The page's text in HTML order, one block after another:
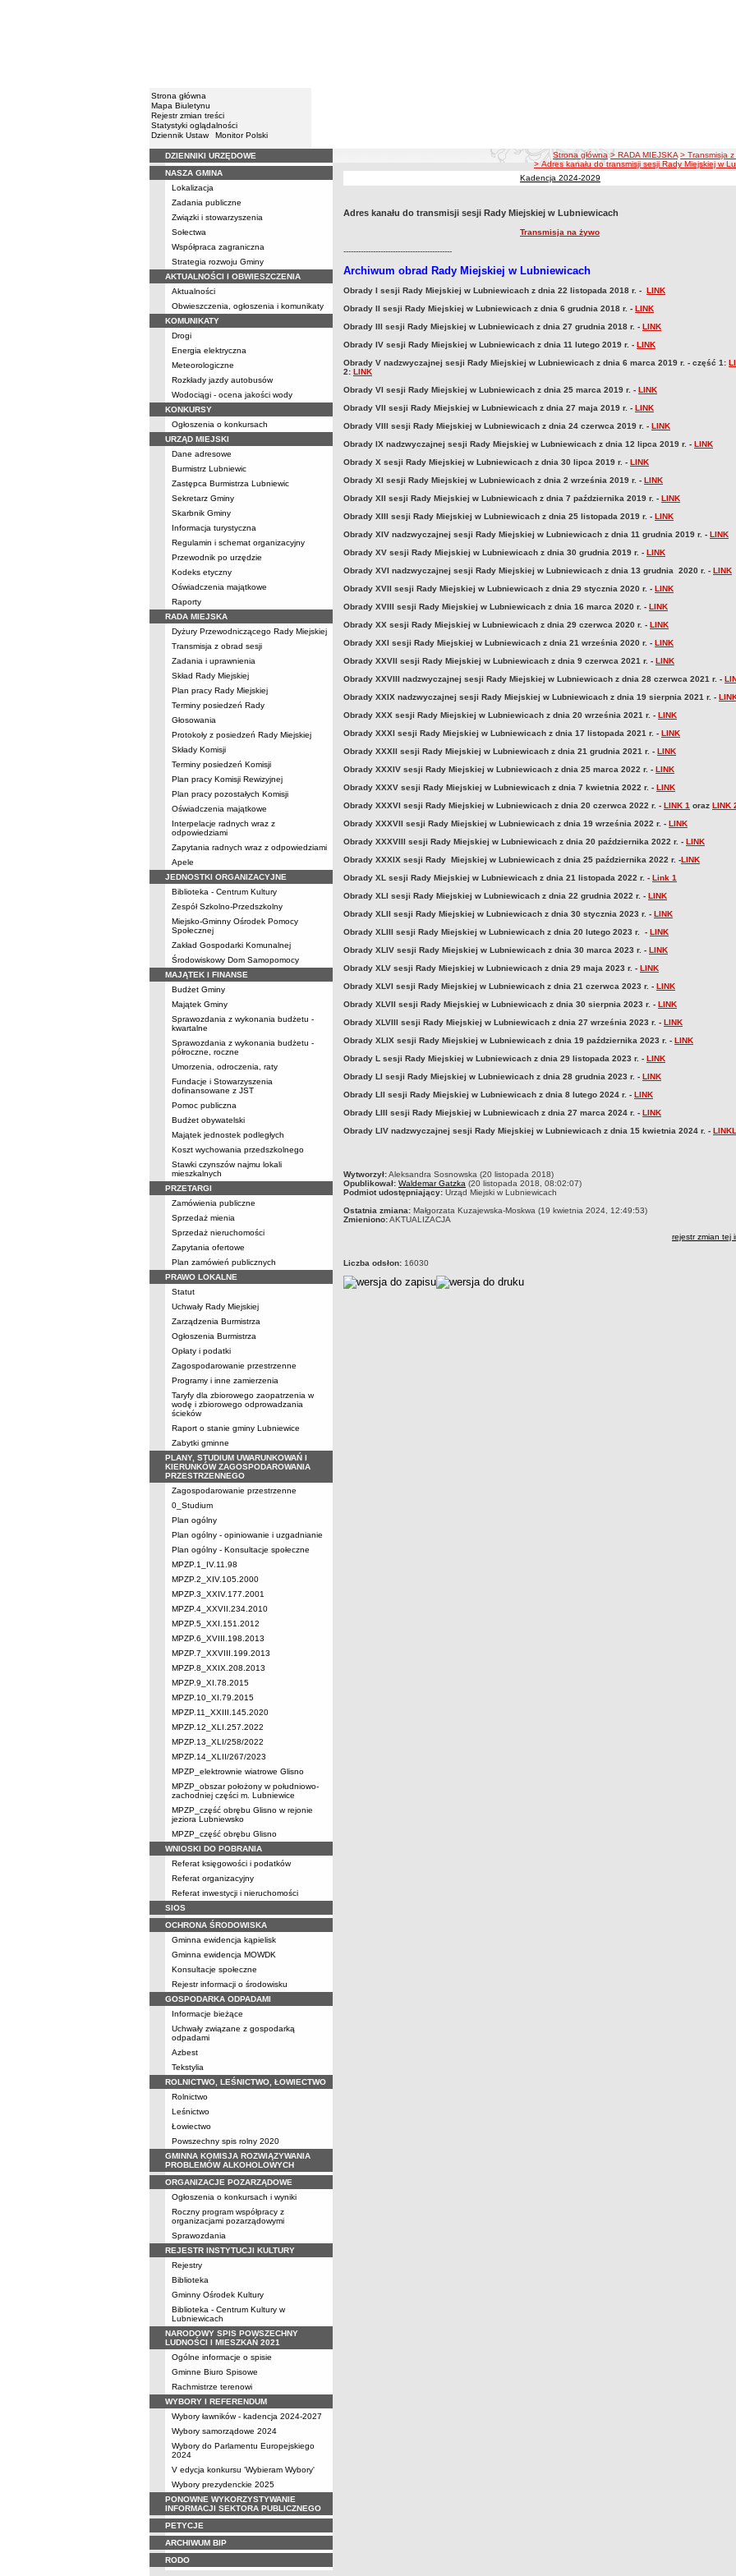
Strona główna
Mapa Biuletynu
Rejestr zmian treści
Statystyki oglądalności
Dziennik Ustaw
Monitor Polski
Menu
DZIENNIKI URZĘDOWE
NASZA GMINA
Lokalizacja
Zadania publiczne
Związki i stowarzyszenia
Sołectwa
Współpraca zagraniczna
Strategia rozwoju Gminy
AKTUALNOŚCI I OBWIESZCZENIA
Aktualności
Obwieszczenia, ogłoszenia i komunikaty
KOMUNIKATY
Drogi
Energia elektryczna
Meteorologiczne
Rozkłady jazdy autobusów
Wodociągi - ocena jakości wody
KONKURSY
Ogłoszenia o konkursach
URZĄD MIEJSKI
Dane adresowe
Burmistrz Lubniewic
Zastępca Burmistrza Lubniewic
Sekretarz Gminy
Skarbnik Gminy
Informacja turystyczna
Regulamin i schemat organizacyjny
Przewodnik po urzędzie
Kodeks etyczny
Oświadczenia majątkowe
Raporty
RADA MIEJSKA
Dyżury Przewodniczącego Rady Miejskiej
Transmisja z obrad sesji
Zadania i uprawnienia
Skład Rady Miejskiej
Plan pracy Rady Miejskiej
Terminy posiedzeń Rady
Głosowania
Protokoły z posiedzeń Rady Miejskiej
Składy Komisji
Terminy posiedzeń Komisji
Plan pracy Komisji Rewizyjnej
Plan pracy pozostałych Komisji
Oświadczenia majątkowe
Interpelacje radnych wraz z
odpowiedziami
Zapytania radnych wraz z odpowiedziami
Apele
JEDNOSTKI ORGANIZACYJNE
Biblioteka - Centrum Kultury
Zespół Szkolno-Przedszkolny
Miejsko-Gminny Ośrodek Pomocy
Społecznej
Zakład Gospodarki Komunalnej
Środowiskowy Dom Samopomocy
MAJĄTEK I FINANSE
Budżet Gminy
Majątek Gminy
Sprawozdania z wykonania budżetu -
kwartalne
Sprawozdania z wykonania budżetu -
półroczne, roczne
Umorzenia, odroczenia, raty
Fundacje i Stowarzyszenia
dofinansowane z JST
Pomoc publiczna
Budżet obywatelski
Majątek jednostek podległych
Koszt wychowania przedszkolnego
Stawki czynszów najmu lokali
mieszkalnych
PRZETARGI
Zamówienia publiczne
Sprzedaż mienia
Sprzedaż nieruchomości
Zapytania ofertowe
Plan zamówień publicznych
PRAWO LOKALNE
Statut
Uchwały Rady Miejskiej
Zarządzenia Burmistrza
Ogłoszenia Burmistrza
Opłaty i podatki
Zagospodarowanie przestrzenne
Programy i inne zamierzenia
Taryfy dla zbiorowego zaopatrzenia w
wodę i zbiorowego odprowadzania
ścieków
Raport o stanie gminy Lubniewice
Zabytki gminne
PLANY, STUDIUM UWARUNKOWAŃ I
KIERUNKÓW ZAGOSPODAROWANIA
PRZESTRZENNEGO
Zagospodarowanie przestrzenne
0_Studium
Plan ogólny
Plan ogólny - opiniowanie i uzgadnianie
Plan ogólny - Konsultacje społeczne
MPZP.1_IV.11.98
MPZP.2_XIV.105.2000
MPZP.3_XXIV.177.2001
MPZP.4_XXVII.234.2010
MPZP.5_XXI.151.2012
MPZP.6_XVIII.198.2013
MPZP.7_XXVIII.199.2013
MPZP.8_XXIX.208.2013
MPZP.9_XI.78.2015
MPZP.10_XI.79.2015
MPZP.11_XXIII.145.2020
MPZP.12_XLI.257.2022
MPZP.13_XLI/258/2022
MPZP.14_XLII/267/2023
MPZP_elektrownie wiatrowe Glisno
MPZP_obszar położony w południowo-
zachodniej części m. Lubniewice
MPZP_część obrębu Glisno w rejonie
jeziora Lubniewsko
MPZP_część obrębu Glisno
WNIOSKI DO POBRANIA
Referat księgowości i podatków
Referat organizacyjny
Referat inwestycji i nieruchomości
SIOS
OCHRONA ŚRODOWISKA
Gminna ewidencja kąpielisk
Gminna ewidencja MOWDK
Konsultacje społeczne
Rejestr informacji o środowisku
GOSPODARKA ODPADAMI
Informacje bieżące
Uchwały związane z gospodarką
odpadami
Azbest
Tekstylia
ROLNICTWO, LEŚNICTWO, ŁOWIECTWO
Rolnictwo
Leśnictwo
Łowiectwo
Powszechny spis rolny 2020
GMINNA KOMISJA ROZWIĄZYWANIA
PROBLEMÓW ALKOHOLOWYCH
ORGANIZACJE POZARZĄDOWE
Ogłoszenia o konkursach i wyniki
Roczny program współpracy z
organizacjami pozarządowymi
Sprawozdania
REJESTR INSTYTUCJI KULTURY
Rejestry
Biblioteka
Gminny Ośrodek Kultury
Biblioteka - Centrum Kultury w
Lubniewicach
NARODOWY SPIS POWSZECHNY
LUDNOŚCI I MIESZKAŃ 2021
Ogólne informacje o spisie
Gminne Biuro Spisowe
Rachmistrze terenowi
WYBORY I REFERENDUM
Wybory ławników - kadencja 2024-2027
Wybory samorządowe 2024
Wybory do Parlamentu Europejskiego
2024
V edycja konkursu 'Wybieram Wybory'
Wybory prezydenckie 2025
PONOWNE WYKORZYSTYWANIE
INFORMACJI SEKTORA PUBLICZNEGO
PETYCJE
ARCHIWUM BIP
RODO
ścieżka nawigacji
Strona główna > RADA MIEJSKA > Transmisja
> Adres kanału do transmisji sesji Rady Miejskiej w
Kadencja 2024-2029
Adres kanału do transmisji sesji Rady Miejskiej w Lubniewicach
Transmisja na żywo
--------------------------------------------
Archiwum obrad Rady Miejskiej w Lubniewicach
Obrady I sesji Rady Miejskiej w Lubniewicach z dnia 22 listopada 2018 r. - LINK
Obrady II sesji Rady Miejskiej w Lubniewicach z dnia 6 grudnia 2018 r. - LINK
Obrady III sesji Rady Miejskiej w Lubniewicach z dnia 27 grudnia 2018 r. - LINK
Obrady IV sesji Rady Miejskiej w Lubniewicach z dnia 11 lutego 2019 r. - LINK
Obrady V nadzwyczajnej sesji Rady Miejskiej w Lubniewicach z dnia 6 marca 2019 r. - część 1:
2: LINK
Obrady VI sesji Rady Miejskiej w Lubniewicach z dnia 25 marca 2019 r. - LINK
Obrady VII sesji Rady Miejskiej w Lubniewicach z dnia 27 maja 2019 r. - LINK
Obrady VIII sesji Rady Miejskiej w Lubniewicach z dnia 24 czerwca 2019 r. - LINK
Obrady IX nadzwyczajnej sesji Rady Miejskiej w Lubniewicach z dnia 12 lipca 2019 r. - LINK
Obrady X sesji Rady Miejskiej w Lubniewicach z dnia 30 lipca 2019 r. - LINK
Obrady XI sesji Rady Miejskiej w Lubniewicach z dnia 2 września 2019 r. - LINK
Obrady XII sesji Rady Miejskiej w Lubniewicach z dnia 7 października 2019 r. - LINK
Obrady XIII sesji Rady Miejskiej w Lubniewicach z dnia 25 listopada 2019 r. - LINK
Obrady XIV nadzwyczajnej sesji Rady Miejskiej w Lubniewicach z dnia 11 grudnia 2019 r. - LINK
Obrady XV sesji Rady Miejskiej w Lubniewicach z dnia 30 grudnia 2019 r. - LINK
Obrady XVI nadzwyczajnej sesji Rady Miejskiej w Lubniewicach z dnia 13 grudnia 2020 r. - LINK
Obrady XVII sesji Rady Miejskiej w Lubniewicach z dnia 29 stycznia 2020 r. - LINK
Obrady XVIII sesji Rady Miejskiej w Lubniewicach z dnia 16 marca 2020 r. - LINK
Obrady XX sesji Rady Miejskiej w Lubniewicach z dnia 29 czerwca 2020 r. - LINK
Obrady XXI sesji Rady Miejskiej w Lubniewicach z dnia 21 września 2020 r. - LINK
Obrady XXVII sesji Rady Miejskiej w Lubniewicach z dnia 9 czerwca 2021 r. - LINK
Obrady XXVIII nadzwyczajnej sesji Rady Miejskiej w Lubniewicach z dnia 28 czerwca 2021 r. -
Obrady XXIX nadzwyczajnej sesji Rady Miejskiej w Lubniewicach z dnia 19 sierpnia 2021 r. -
Obrady XXX sesji Rady Miejskiej w Lubniewicach z dnia 20 września 2021 r. - LINK
Obrady XXXI sesji Rady Miejskiej w Lubniewicach z dnia 17 listopada 2021 r. - LINK
Obrady XXXII sesji Rady Miejskiej w Lubniewicach z dnia 21 grudnia 2021 r. - LINK
Obrady XXXIV sesji Rady Miejskiej w Lubniewicach z dnia 25 marca 2022 r. - LINK
Obrady XXXV sesji Rady Miejskiej w Lubniewicach z dnia 7 kwietnia 2022 r. - LINK
Obrady XXXVI sesji Rady Miejskiej w Lubniewicach z dnia 20 czerwca 2022 r. - LINK 1 oraz LINK
Obrady XXXVII sesji Rady Miejskiej w Lubniewicach z dnia 19 września 2022 r. - LINK
Obrady XXXVIII sesji Rady Miejskiej w Lubniewicach z dnia 20 października 2022 r. - LINK
Obrady XXXIX sesji Rady Miejskiej w Lubniewicach z dnia 25 października 2022 r. -LINK
Obrady XL sesji Rady Miejskiej w Lubniewicach z dnia 21 listopada 2022 r. - Link 1
Obrady XLI sesji Rady Miejskiej w Lubniewicach z dnia 22 grudnia 2022 r. - LINK
Obrady XLII sesji Rady Miejskiej w Lubniewicach z dnia 30 stycznia 2023 r. - LINK
Obrady XLIII sesji Rady Miejskiej w Lubniewicach z dnia 20 lutego 2023 r. - LINK
Obrady XLIV sesji Rady Miejskiej w Lubniewicach z dnia 30 marca 2023 r. - LINK
Obrady XLV sesji Rady Miejskiej w Lubniewicach z dnia 29 maja 2023 r. - LINK
Obrady XLVI sesji Rady Miejskiej w Lubniewicach z dnia 21 czerwca 2023 r. - LINK
Obrady XLVII sesji Rady Miejskiej w Lubniewicach z dnia 30 sierpnia 2023 r. - LINK
Obrady XLVIII sesji Rady Miejskiej w Lubniewicach z dnia 27 września 2023 r. - LINK
Obrady XLIX sesji Rady Miejskiej w Lubniewicach z dnia 19 października 2023 r. - LINK
Obrady L sesji Rady Miejskiej w Lubniewicach z dnia 29 listopada 2023 r. - LINK
Obrady LI sesji Rady Miejskiej w Lubniewicach z dnia 28 grudnia 2023 r. - LINK
Obrady LII sesji Rady Miejskiej w Lubniewicach z dnia 8 lutego 2024 r. - LINK
Obrady LIII sesji Rady Miejskiej w Lubniewicach z dnia 27 marca 2024 r. - LINK
Obrady LIV nadzwyczajnej sesji Rady Miejskiej w Lubniewicach z dnia 15 kwietnia 2024 r. - LINK
metryczka
Wytworzył:Aleksandra Sosnowska (20 listopada 2018)
Opublikował: Waldemar Gatzka (20 listopada 2018, 08:02:07)
Podmiot udostępniający: Urząd Miejski w Lubniewicach
Ostatnia zmiana: Małgorzata Kuzajewska-Moskwa (19 kwietnia 2024, 12:49:53)
Zmieniono:AKTUALIZACJA
rejestr zmian tej
Liczba odsłon: 16030